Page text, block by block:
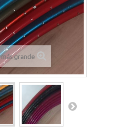
más grande